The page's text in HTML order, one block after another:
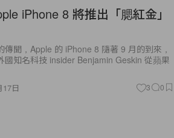
iPhone 8 將推出「腮紅金」
聞，Apple 的 iPhone 8 隨著 9 月的到來，
國知名科技 insider Benjamin Geskin 從蘋果
17日 3 0